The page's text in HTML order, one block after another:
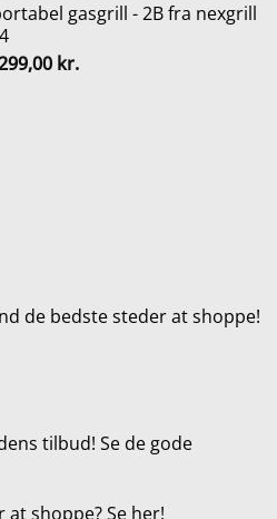
kr..
pris
399,00 kr..
gasgrill - 2B fra nexgrill
kr.Den
de bedste steder at shoppe!
tilbud! Se de gode
shoppe? Se her!